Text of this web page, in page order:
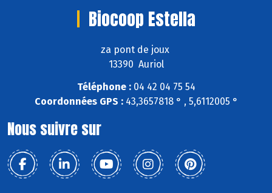
Biocoop Estella
za pont de joux
13390 Auriol
Téléphone :04 42 04 75 54
Coordonnées GPS :43,3657818 ° , 5,6112005 °
Nous suivre sur